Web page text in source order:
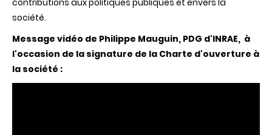
contributions aux politiques publiques et envers la
société.
Message vidéo de Philippe Mauguin, PDG d'INRAE, à
l'occasion de la signature de la Charte d'ouverture à
la société :